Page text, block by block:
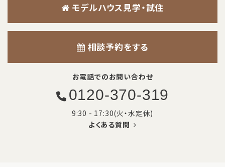
モデルハウス見学・試住
相談予約をする
お電話でのお問い合わせ
0120-370-319
9:30 - 17:30(火・水定休)
よくある質問